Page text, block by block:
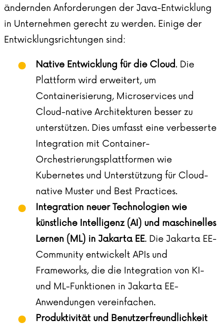
ändernden Anforderungen der Java-Entwicklung
in Unternehmen gerecht zu werden. Einige der
Entwicklungsrichtungen sind:
Native Entwicklung für die Cloud. Die
Plattform wird erweitert, um
Containerisierung, Microservices und
Cloud-native Architekturen besser zu
unterstützen. Dies umfasst eine verbesserte
Integration mit Container-
Orchestrierungsplattformen wie
Kubernetes und Unterstützung für Cloud-
native Muster und Best Practices.
Integration neuer Technologien wie
künstliche Intelligenz (AI) und maschinelles
Lernen (ML) in Jakarta EE. Die Jakarta EE-
Community entwickelt APIs und
Frameworks, die die Integration von KI-
und ML-Funktionen in Jakarta EE-
Anwendungen vereinfachen.
Produktivität und Benutzerfreundlichkeit